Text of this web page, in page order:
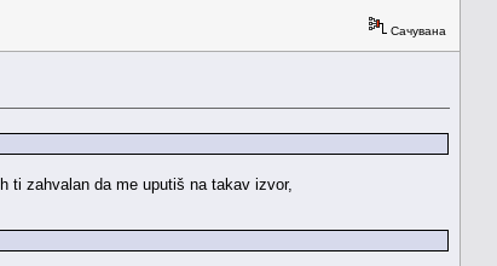
Сачувана
ti zahvalan da me uputiš na takav izvor,